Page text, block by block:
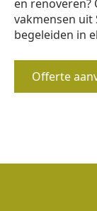
en renoveren?
vakmensen uit
begeleiden in
Offerte